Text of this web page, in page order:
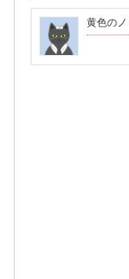
黄色のノ